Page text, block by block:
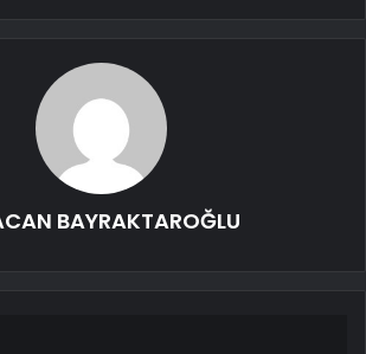
BAYRAKTAROĞLU